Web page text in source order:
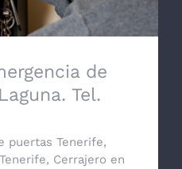
de
Tel.
puertas Tenerife,
, Cerrajero en